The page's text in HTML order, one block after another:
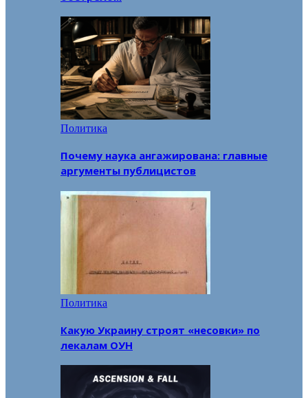
Политика
Почему наука ангажирована: главные
аргументы публицистов
Политика
Какую Украину строят «несовки» по
лекалам ОУН